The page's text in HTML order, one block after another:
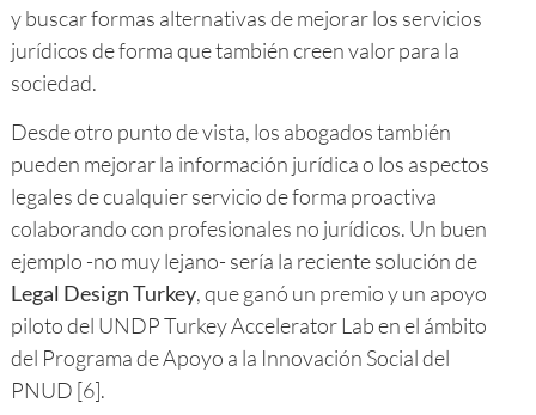
y buscar formas alternativas de mejorar los servicios
jurídicos de forma que también creen valor para la
sociedad.
Desde otro punto de vista, los abogados también
pueden mejorar la información jurídica o los aspectos
legales de cualquier servicio de forma proactiva
colaborando con profesionales no jurídicos. Un buen
ejemplo -no muy lejano- sería la reciente solución de
Legal Design Turkey, que ganó un premio y un apoyo
piloto del UNDP Turkey Accelerator Lab en el ámbito
del Programa de Apoyo a la Innovación Social del
PNUD [6].